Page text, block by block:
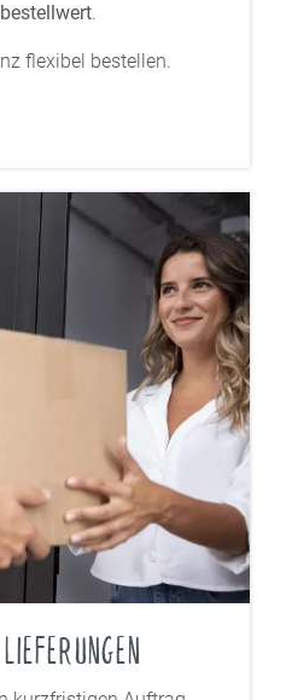
.
flexibel bestellen.